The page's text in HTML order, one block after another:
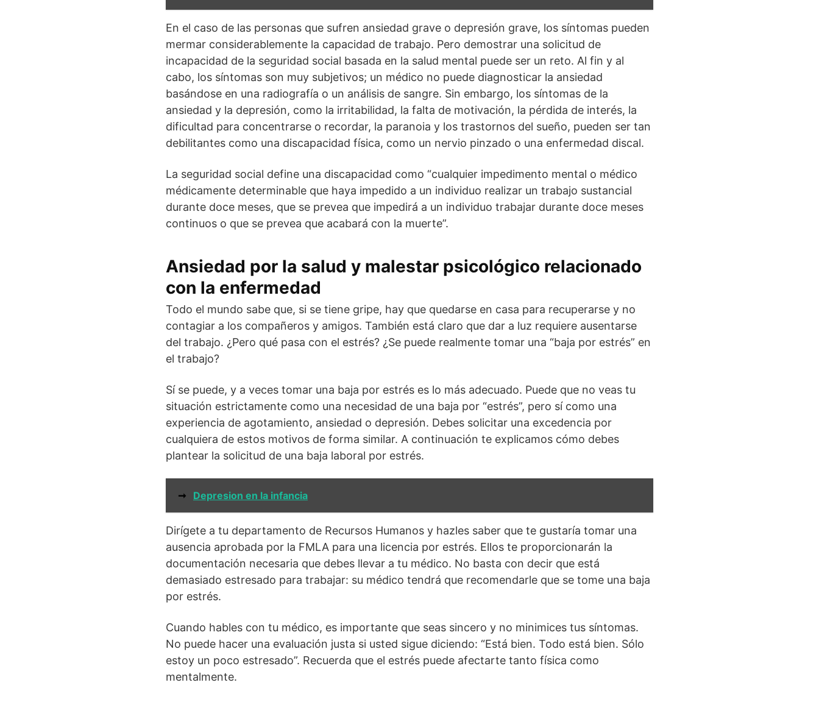
En el caso de las personas que sufren ansiedad grave o depresión grave, los síntomas pueden
mermar considerablemente la capacidad de trabajo. Pero demostrar una solicitud de
incapacidad de la seguridad social basada en la salud mental puede ser un reto. Al fin y al
cabo, los síntomas son muy subjetivos; un médico no puede diagnosticar la ansiedad
basándose en una radiografía o un análisis de sangre. Sin embargo, los síntomas de la
ansiedad y la depresión, como la irritabilidad, la falta de motivación, la pérdida de interés, la
dificultad para concentrarse o recordar, la paranoia y los trastornos del sueño, pueden ser tan
debilitantes como una discapacidad física, como un nervio pinzado o una enfermedad discal.
La seguridad social define una discapacidad como “cualquier impedimento mental o médico
médicamente determinable que haya impedido a un individuo realizar un trabajo sustancial
durante doce meses, que se prevea que impedirá a un individuo trabajar durante doce meses
continuos o que se prevea que acabará con la muerte”.
Ansiedad por la salud y malestar psicológico relacionado
con la enfermedad
Todo el mundo sabe que, si se tiene gripe, hay que quedarse en casa para recuperarse y no
contagiar a los compañeros y amigos. También está claro que dar a luz requiere ausentarse
del trabajo. ¿Pero qué pasa con el estrés? ¿Se puede realmente tomar una “baja por estrés” en
el trabajo?
Sí se puede, y a veces tomar una baja por estrés es lo más adecuado. Puede que no veas tu
situación estrictamente como una necesidad de una baja por “estrés”, pero sí como una
experiencia de agotamiento, ansiedad o depresión. Debes solicitar una excedencia por
cualquiera de estos motivos de forma similar. A continuación te explicamos cómo debes
plantear la solicitud de una baja laboral por estrés.
➞ Depresion en la infancia
Dirígete a tu departamento de Recursos Humanos y hazles saber que te gustaría tomar una
ausencia aprobada por la FMLA para una licencia por estrés. Ellos te proporcionarán la
documentación necesaria que debes llevar a tu médico. No basta con decir que está
demasiado estresado para trabajar: su médico tendrá que recomendarle que se tome una baja
por estrés.
Cuando hables con tu médico, es importante que seas sincero y no minimices tus síntomas.
No puede hacer una evaluación justa si usted sigue diciendo: “Está bien. Todo está bien. Sólo
estoy un poco estresado”. Recuerda que el estrés puede afectarte tanto física como
mentalmente.